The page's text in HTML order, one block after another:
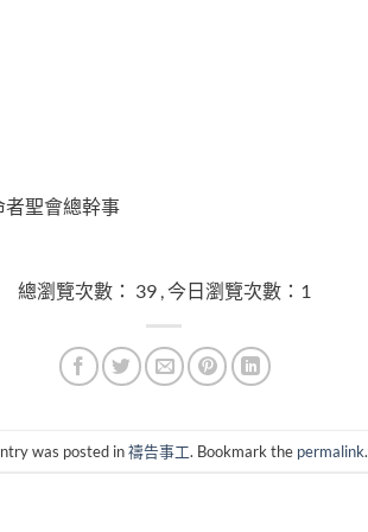
聖會總幹事
總瀏覽次數： 39 , 今日瀏覽次數：1
was posted in禱告事工. Bookmark the permalink.